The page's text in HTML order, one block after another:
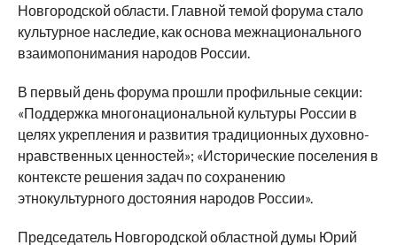
Новгородской области. Главной темой форума стало
культурное наследие, как основа межнационального
взаимопонимания народов России.
В первый день форума прошли профильные секции:
«Поддержка многонациональной культуры России в
целях укрепления и развития традиционных духовно-
нравственных ценностей»; «Исторические поселения в
контексте решения задач по сохранению
этнокультурного достояния народов России».
Председатель Новгородской областной думы Юрий